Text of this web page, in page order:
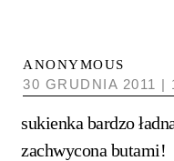
ANONYMOUS
30 GRUDNIA 2011 |
sukienka bardzo
zachwycona butami!